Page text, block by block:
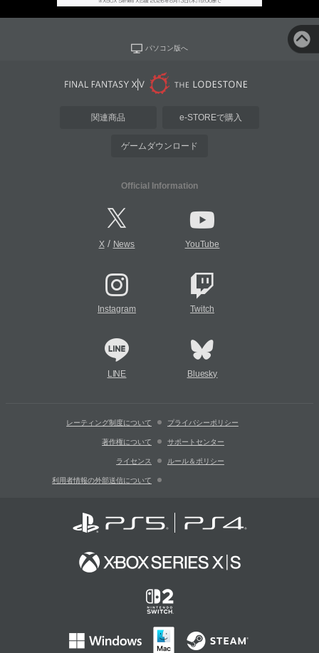
パソコン版へ
関連商品 e-STOREで購入
ゲームダウンロード
Official Information
X/ News YouTube
Instagram Twitch
LINE Bluesky
レーティング制度について プライバシーポリシー
著作権について サポートセンター
ライセンス ルール＆ポリシー
利用者情報の外部送信について